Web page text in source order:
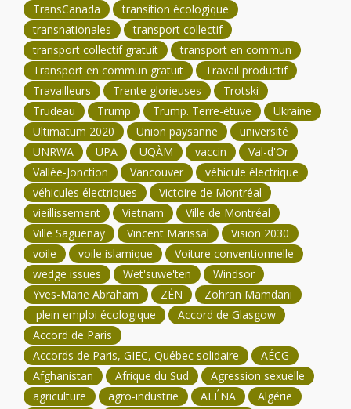
TransCanada
transition écologique
transnationales
transport collectif
transport collectif gratuit
transport en commun
Transport en commun gratuit
Travail productif
Travailleurs
Trente glorieuses
Trotski
Trudeau
Trump Trump. Terre-étuve
Ukraine
Ultimatum 2020
Union paysanne
université
UNRWA
UPA UQÀM vaccin
Val-d'Or
Vallée-Jonction
Vancouver
véhicule électrique
véhicules électriques
Victoire de Montréal
vieillissement
Vietnam
Ville de Montréal
Ville Saguenay
Vincent Marissal
Vision 2030
voile
voile islamique
Voiture conventionnelle
wedge issues
Wet'suwe'ten
Windsor
Yves-Marie Abraham
ZÉN
Zohran Mamdani
plein emploi écologique
Accord de Glasgow
Accord de Paris
Accords de Paris, GIEC, Québec solidaire
AÉCG
Afghanistan
Afrique du Sud
Agression sexuelle
agriculture
agro-industrie ALÉNA
Algérie